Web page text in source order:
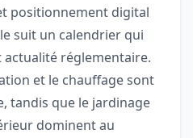
positionnement digital
suit un calendrier qui
réglementaire.
et le chauffage sont
tandis que le jardinage
dominent au